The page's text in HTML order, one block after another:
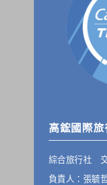
高鋐國際
綜合旅行社
負責人：張